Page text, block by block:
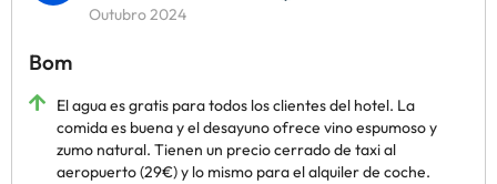
Outubro 2024
Bom
El agua es gratis para todos los clientes del hotel. La
comida es buena y el desayuno ofrece vino espumoso y
zumo natural. Tienen un precio cerrado de taxi al
aeropuerto (29€) y lo mismo para el alquiler de coche.